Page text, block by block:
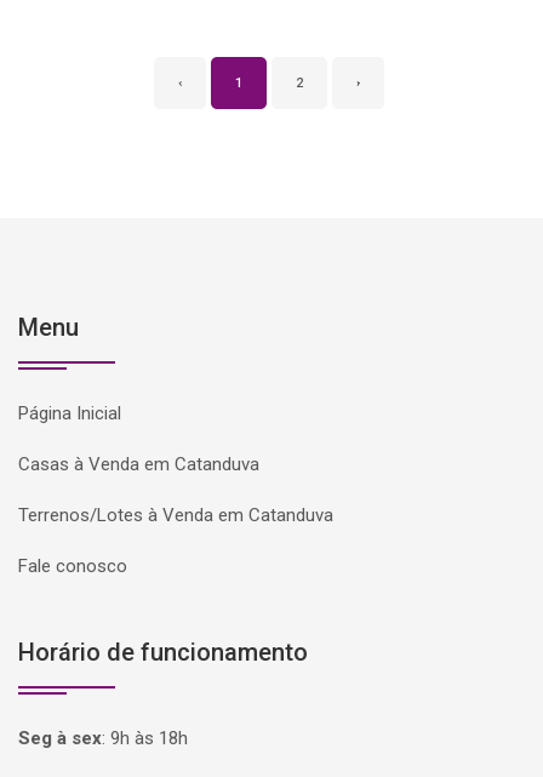
‹ 1 2 ›
Menu
Página Inicial
Casas à Venda em Catanduva
Terrenos/Lotes à Venda em Catanduva
Fale conosco
Horário de funcionamento
Seg à sex: 9h às 18h